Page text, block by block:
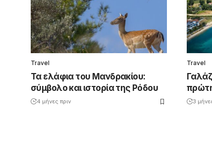
Travel
Τα ελάφια του Μανδρακίου:
σύμβολο και ιστορία της Ρόδου
4 μήνες πριν
Travel
3